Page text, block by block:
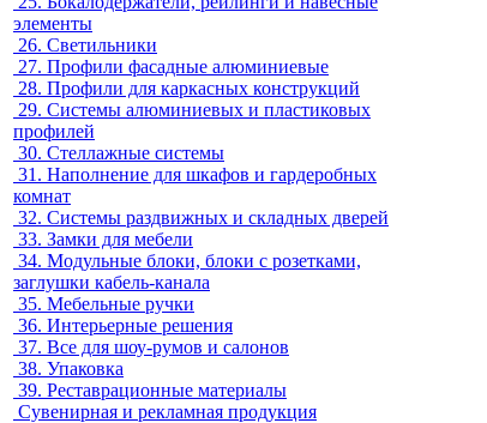
элементы
26. Светильники
27. Профили фасадные алюминиевые
28. Профили для каркасных конструкций
29. Системы алюминиевых и пластиковых
профилей
30. Стеллажные системы
31. Наполнение для шкафов и гардеробных
комнат
32. Системы раздвижных и складных дверей
33. Замки для мебели
34. Модульные блоки, блоки с розетками,
заглушки кабель-канала
35. Мебельные ручки
36. Интерьерные решения
37. Все для шоу-румов и салонов
38. Упаковка
39. Реставрационные материалы
Сувенирная и рекламная продукция